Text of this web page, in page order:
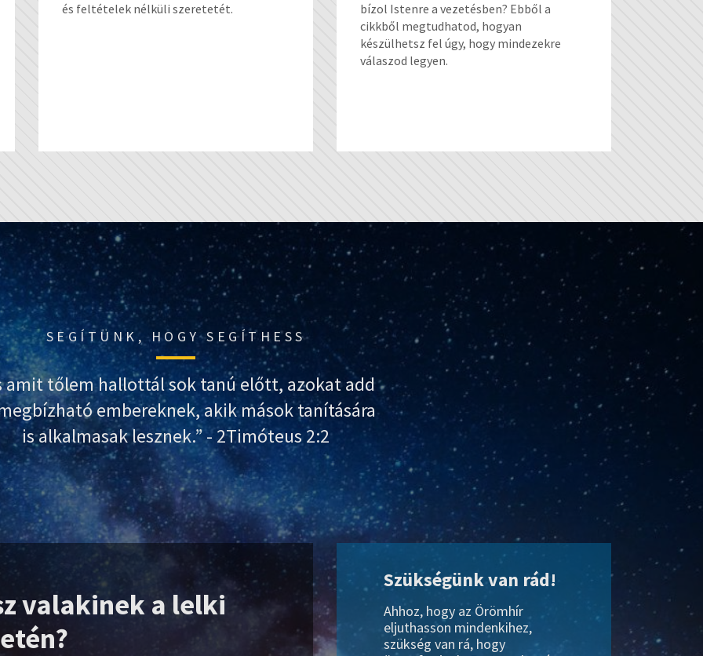
és feltételek nélküli szeretetét.
bízol Istenre a vezetésben? Ebből a
cikkből megtudhatod, hogyan
készülhetsz fel úgy, hogy mindezekre
válaszod legyen.
SEGÍTÜNK, HOGY SEGÍTHESS
amit tőlem hallottál sok tanú előtt, azokat add
embereknek, akik mások tanítására
is alkalmasak lesznek.” - 2Timóteus 2:2
valakinek a lelki
Szükségünk van rád!
Ahhoz, hogy az Örömhír
eljuthasson mindenkihez,
szükség van rá, hogy